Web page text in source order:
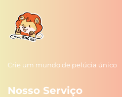
Crie um mundo de pelúcia único
Nosso Serviço